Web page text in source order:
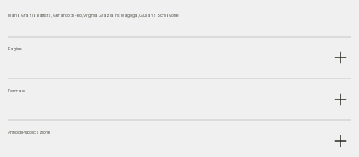
Maria Grazia Battista, Gerardo di Feo, Virginia Grazia Iris Magoga, Giuliana Schiavone
Pagine
Formato
Anno di Pubblicazione